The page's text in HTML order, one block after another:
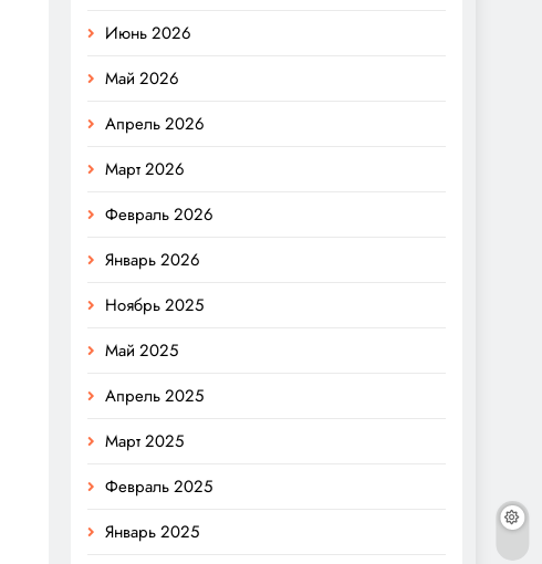
Июнь 2026
Май 2026
Апрель 2026
Март 2026
Февраль 2026
Январь 2026
Ноябрь 2025
Май 2025
Апрель 2025
Март 2025
Февраль 2025
Январь 2025